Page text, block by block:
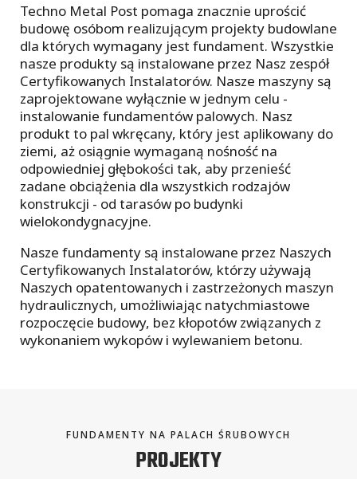
Techno Metal Post pomaga znacznie uprościć
budowę osóbom realizującym projekty budowlane
dla których wymagany jest fundament. Wszystkie
nasze produkty są instalowane przez Nasz zespół
Certyfikowanych Instalatorów. Nasze maszyny są
zaprojektowane wyłącznie w jednym celu -
instalowanie fundamentów palowych. Nasz
produkt to pal wkręcany, który jest aplikowany do
ziemi, aż osiągnie wymaganą nośność na
odpowiedniej głębokości tak, aby przenieść
zadane obciążenia dla wszystkich rodzajów
konstrukcji - od tarasów po budynki
wielokondygnacyjne.
Nasze fundamenty są instalowane przez Naszych
Certyfikowanych Instalatorów, którzy używają
Naszych opatentowanych i zastrzeżonych maszyn
hydraulicznych, umożliwiając natychmiastowe
rozpoczęcie budowy, bez kłopotów związanych z
wykonaniem wykopów i wylewaniem betonu.
FUNDAMENTY NA PALACH ŚRUBOWYCH
PROJEKTY